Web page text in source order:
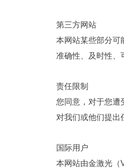
第三方网站
本网站某些部分可
准确性、及时性、
责任限制
您同意，对于您遭
对我们或他们提出
国际用户
本网站由金激光（